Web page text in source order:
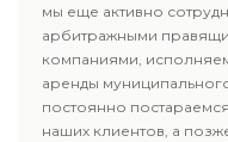
мы еще активно
арбитражными
компаниями,
аренды
постоянно
наших клиентов, а